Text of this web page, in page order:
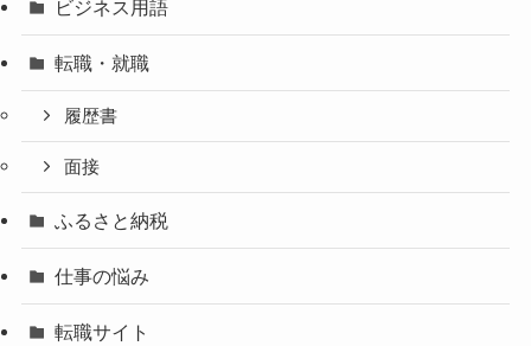
ビジネス用語
転職・就職
履歴書
面接
ふるさと納税
仕事の悩み
転職サイト